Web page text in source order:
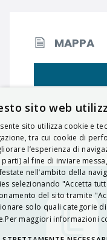
MAPPA
sito web
sito utilizza cookie e
tra cui cookie di
l’esperienza di
parti) al fine di inviare
nell’ambito della
selezionando "Accetta
del sito tramite
solo quali categorie
maggiori informazioni